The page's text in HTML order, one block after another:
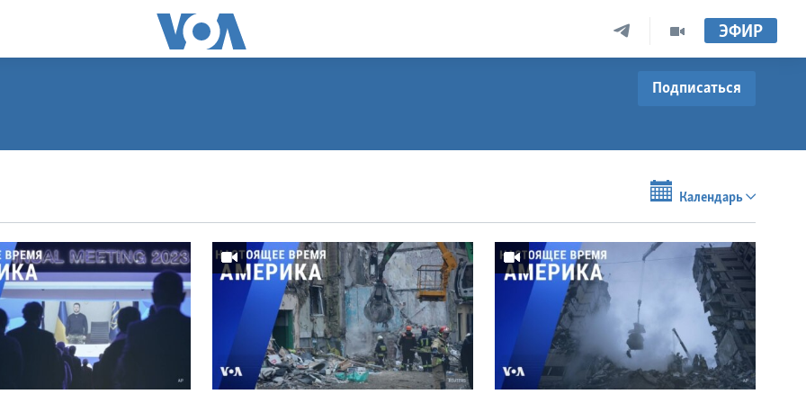
ЭФИР
Подписаться
Календарь